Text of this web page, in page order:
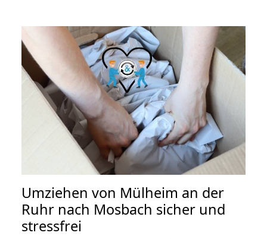
Umziehen von Mülheim an der
Ruhr nach Mosbach sicher und
stressfrei